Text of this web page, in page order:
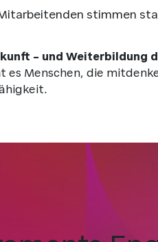
stimmen
– und Weiterbildung
es Menschen, die